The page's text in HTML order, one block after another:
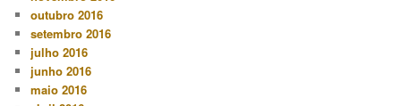
outubro 2016
setembro 2016
julho 2016
junho 2016
maio 2016